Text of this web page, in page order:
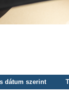
dátum szerint